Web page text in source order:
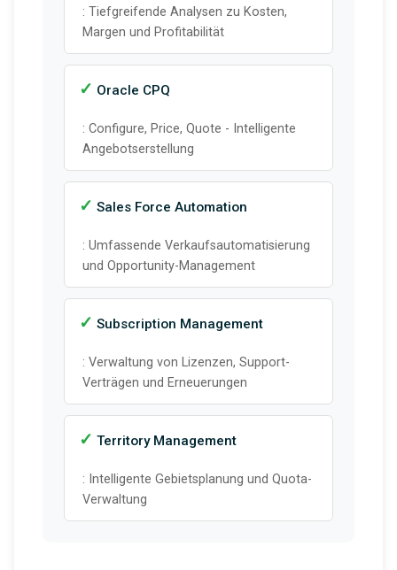
: Tiefgreifende Analysen zu Kosten,
Margen und Profitabilität
Oracle CPQ
: Configure, Price, Quote - Intelligente
Angebotserstellung
Sales Force Automation
: Umfassende Verkaufsautomatisierung
und Opportunity-Management
Subscription Management
: Verwaltung von Lizenzen, Support-
Verträgen und Erneuerungen
Territory Management
: Intelligente Gebietsplanung und Quota-
Verwaltung